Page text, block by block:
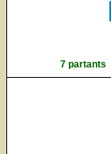
7 partants